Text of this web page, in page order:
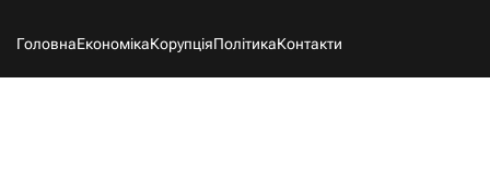
ГоловнаЕкономікаКорупціяПолітикаКонтакти